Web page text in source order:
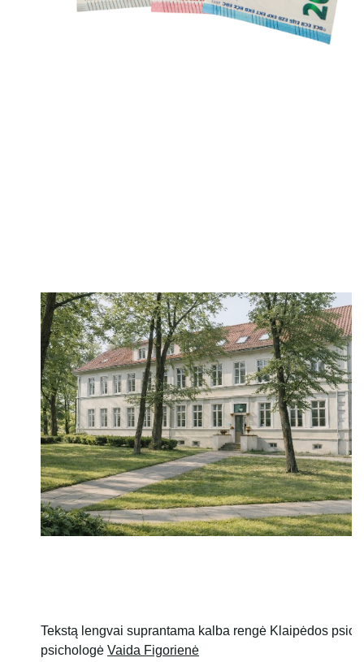
Tekstą lengvai suprantama kalba rengė Klaipėdos
psichologė Vaida Figorienė